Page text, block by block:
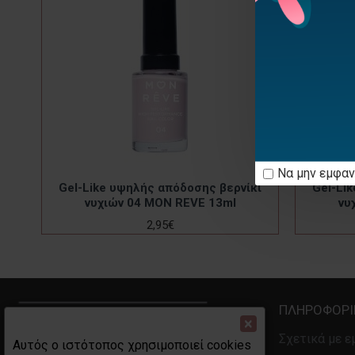
Να μην
Gel-Like υψηλής απόδοσης βερνίκι
νυχιών 04 MON REVE 13ml
2,95€
Gel-
Σχετικά με
×
Αυτός ο ιστότοπος χρησιμοποιεί cookies